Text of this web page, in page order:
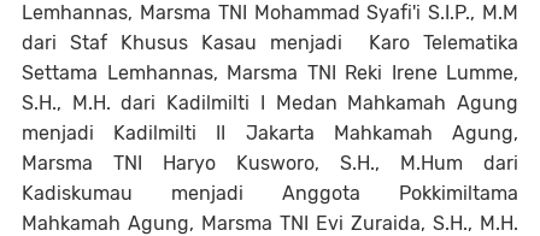
Lemhannas, Marsma TNI Mohammad Syafi'i S.I.P., M.M
dari Staf Khusus Kasau menjadi Karo Telematika
Settama Lemhannas, Marsma TNI Reki Irene Lumme,
S.H., M.H. dari Kadilmilti I Medan Mahkamah Agung
menjadi Kadilmilti II Jakarta Mahkamah Agung,
Marsma TNI Haryo Kusworo, S.H., M.Hum dari
Kadiskumau menjadi Anggota Pokkimiltama
Mahkamah Agung, Marsma TNI Evi Zuraida, S.H., M.H.